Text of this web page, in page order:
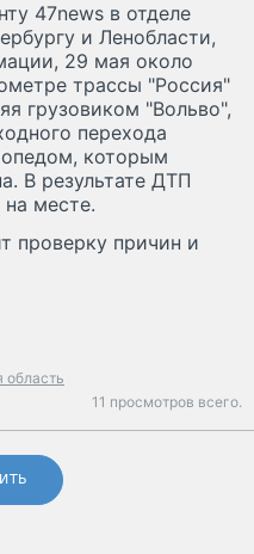
47news в отделе
и Ленобласти,
29 мая около
трассы "Россия"
грузовиком "Вольво",
перехода
которым
В результате ДТП
месте.
проверку причин и
область
11 просмотров всего.